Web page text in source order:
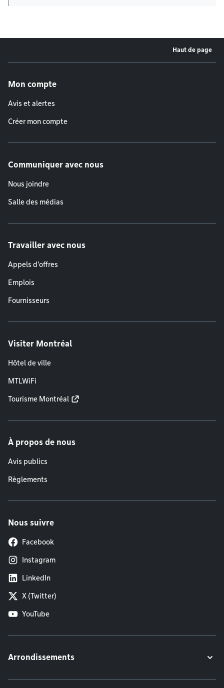
Haut de page
Mon compte
Avis et alertes
Créer mon compte
Communiquer avec nous
Nous joindre
Salle des médias
Travailler avec nous
Appels d'offres
Emplois
Fournisseurs
Visiter Montréal
Hôtel de ville
MTLWiFi
Tourisme Montréal
À propos de nous
Avis publics
Règlements
Nous suivre
Facebook
Instagram
LinkedIn
X (Twitter)
YouTube
Arrondissements